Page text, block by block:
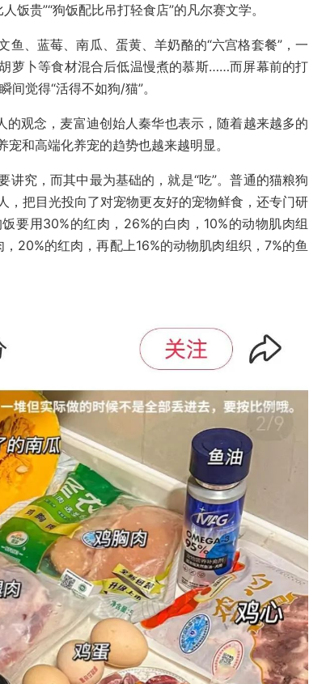
饭贵”“狗饭配比吊打轻食店”的凡尔赛文学。
鱼、蓝莓、南瓜、蛋黄、羊奶酪的“六宫格套餐”，一
萝卜等食材混合后低温慢煮的慕斯……而屏幕前的打
觉得“活得不如狗/猫”。
的观念，麦富迪创始人秦华也表示，随着越来越多的
和高端化养宠的趋势也越来越明显。
讲究，而其中最为基础的，就是“吃”。普通的猫粮狗
，把目光投向了对宠物更友好的宠物鲜食，还专门研
要用30%的红肉，26%的白肉，10%的动物肌肉组
20%的红肉，再配上16%的动物肌肉组织，7%的鱼